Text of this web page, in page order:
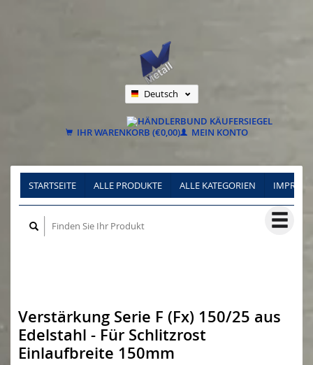
Deutsch
Français
IHR WARENKORB (€0,00) MEIN KONTO
STARTSEITE ALLE PRODUKTE ALLE KATEGORIEN
Verstärkung Serie F (Fx) 150/25 aus
Edelstahl - Für Schlitzrost
Einlaufbreite 150mm